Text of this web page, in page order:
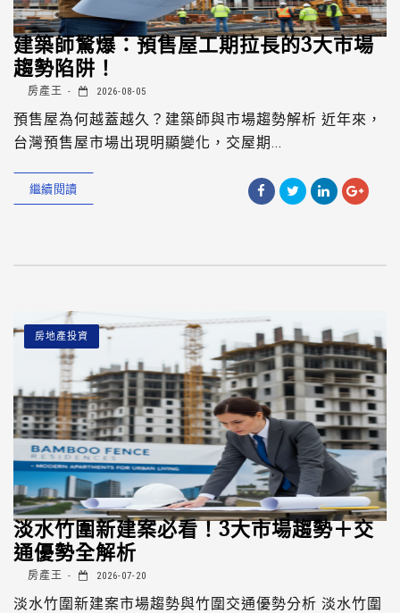
建築師驚爆：預售屋工期拉長的3大市場
趨勢陷阱！
房產王 2026-08-05
預售屋為何越蓋越久？建築師與市場趨勢解析 近年來，
台灣預售屋市場出現明顯變化，交屋期...
繼續閱讀
房地產投資
淡水竹圍新建案必看！3大市場趨勢＋交
通優勢全解析
房產王 2026-07-20
淡水竹圍新建案市場趨勢與竹圍交通優勢分析 淡水竹圍